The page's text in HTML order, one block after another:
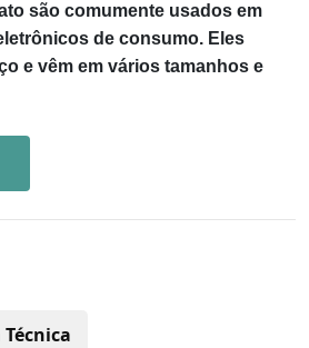
são comumente usados em
de consumo. Eles
e vêm em vários tamanhos e